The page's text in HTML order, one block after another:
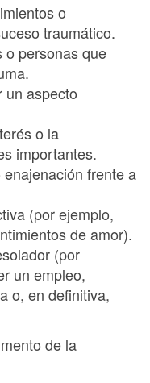
o
traumático.
o personas que
un aspecto
o la
importantes.
frente a
(por ejemplo,
de amor).
(por
un empleo,
o, en definitiva,
de la